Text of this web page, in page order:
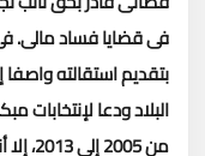
فى قضايا فساد مالى.
بتقديم استقالته واصفا
البلاد ودعا لإنتخابات
من